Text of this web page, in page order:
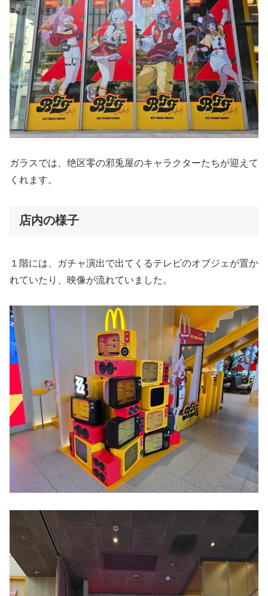
ガラスでは、绝区零の邪兎屋のキャラクターたちが迎えて
くれます。
店内の様子
１階には、ガチャ演出で出てくるテレビのオブジェが置か
れていたり、映像が流れていました。